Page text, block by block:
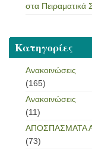
στα Πειραματικά
Kατηγορίες
Ανακοινώσεις
(165)
Ανακοινώσεις
(11)
ΑΠΟΣΠΑΣΜΑΤΑ
(73)